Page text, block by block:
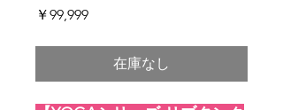
￥99,999価
在庫なし